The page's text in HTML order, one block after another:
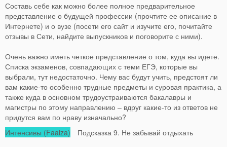
Составь себе как можно более полное предварительное
представление о будущей профессии (прочтите ее описание в
Интернете) и о вузе (посети его сайт и изучите его, почитайте
отзывы в Сети, найдите выпускников и поговорите с ними).
Очень важно иметь четкое представление о том, куда вы идете.
Списка экзаменов, совпадающих с теми ЕГЭ, которые вы
выбрали, тут недостаточно. Чему вас будут учить, предстоят ли
вам какие-то особенно трудные предметы и суровая практика, а
также куда в основном трудоустраиваются бакалавры и
магистры по этому направлению – вдруг какие-то из ответов не
придутся вам по нраву изначально?
Интенсивы (Faaiza) Подсказка 9. Не забывай отдыхать